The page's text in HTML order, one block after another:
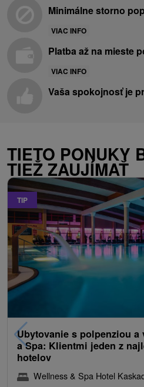
Minimálne storno
VIAC INFO
Platba až na mieste
VIAC INFO
Vaša spokojnosť je
TIETO PONUKY
TIEŽ ZAUJÍMAŤ
TIP
Ubytovanie s polpenziou
a Spa: Klientmi jeden z
hotelov
Wellness & Spa Hotel